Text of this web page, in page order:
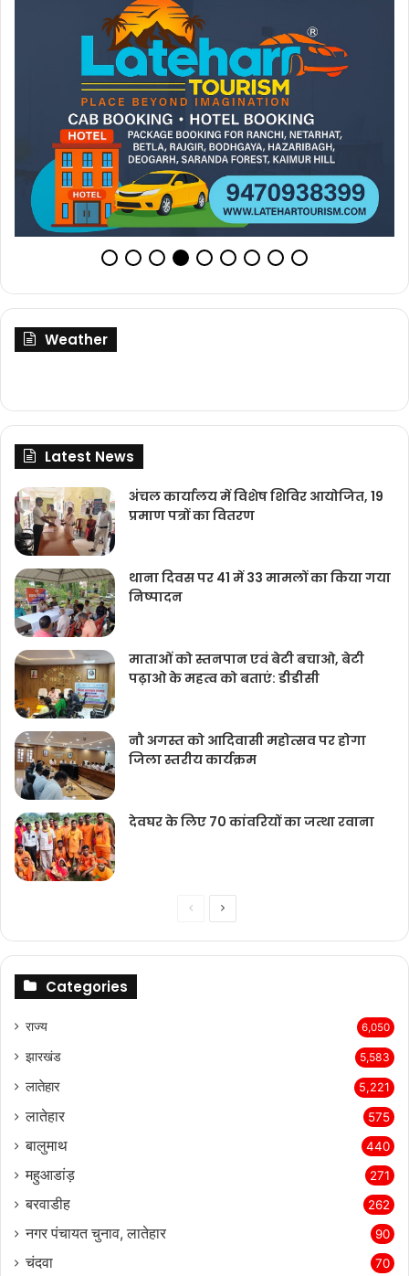
Weather
Latest News
अंचल कार्यालय में विशेष शिविर आयोजित, 19
प्रमाण पत्रों का वितरण
थाना दिवस पर 41 में 33 मामलों का किया गया
निष्‍पादन
माताओं को स्तनपान एवं बेटी बचाओ, बेटी
पढ़ाओ के महत्व को बताएं: डीडीसी
नौ अगस्त को आदिवासी महोत्सव पर होगा
जिला स्तरीय कार्यक्रम
देवघर के लिए 70 कांवरियों का जत्था रवाना
PreviousNext
Categories
राज्‍य 6,050
झारखंड 5,583
लातेहार 5,221
लातेहार 575
बालुमाथ 440
महुआडांड़ 271
बरवाडीह 262
नगर पंचायत चुनाव, लातेहार 90
चंदवा 70